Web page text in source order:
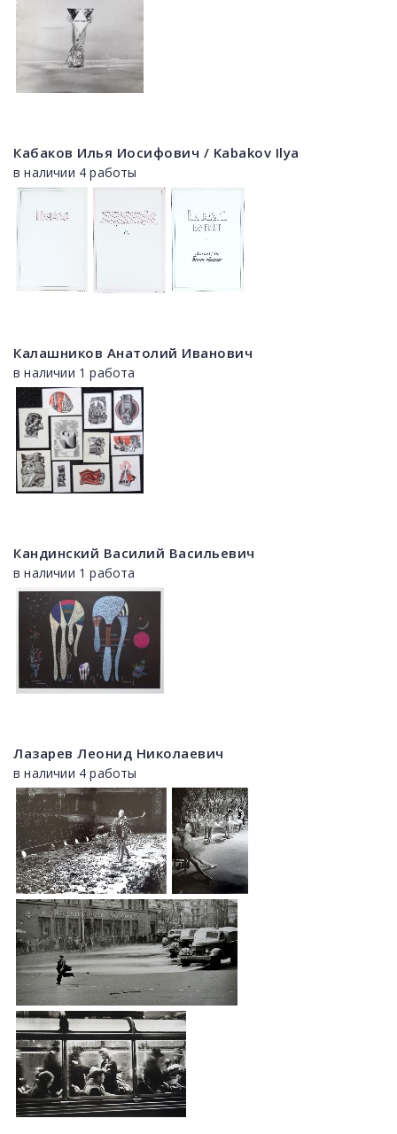
Кабаков Илья Иосифович / Kabakov Ilya
в наличии 4 работы
Калашников Анатолий Иванович
в наличии 1 работа
Кандинский Василий Васильевич
в наличии 1 работа
Лазарев Леонид Николаевич
в наличии 4 работы